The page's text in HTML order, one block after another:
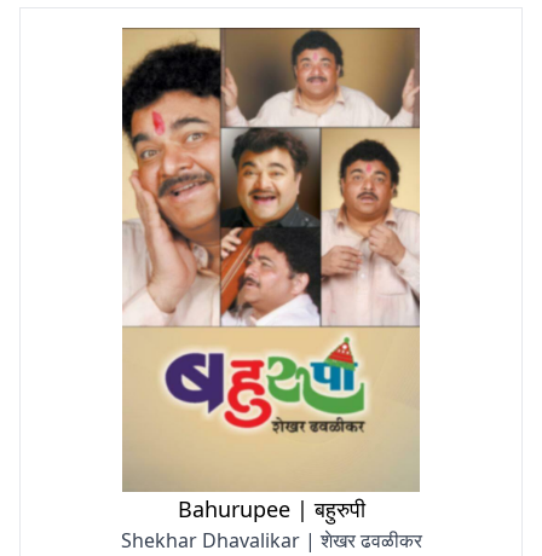
Bahurupee | बहुरुपी
Shekhar Dhavalikar | शेखर ढवळीकर